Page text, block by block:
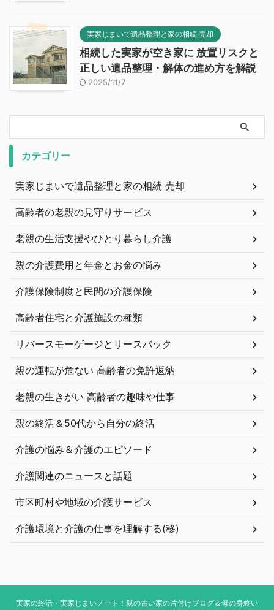
実家じまいで遺品整理と家の相続 売却
相続した実家が空き家に 放置リスクと
正しい遺品整理・解体の進め方を解説
2025/11/7
カテゴリー
実家じまいで遺品整理と家の相続 売却
高齢者の老親の見守りサービス
老親の生活支援やひとり暮らし介護
親の介護費用と年金とお金の悩み
介護保険制度と民間の介護保険
高齢者住宅と介護施設の種類
リバースモーゲージとリースバック
親の運転が危ない 高齢者の免許返納
老親の生きがい 高齢者の趣味や仕事
親の終活＆50代から自分の終活
介護の悩み＆介護のエピソード
介護関連のニュースと話題
市区町村や地域の介護サービス
介護環境と介護の仕事を理解する(移)
実家の終活・実家じまいノート！親の古い家の片付けブログ＆母の身終い